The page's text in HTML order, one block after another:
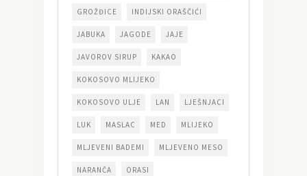
GROŽĐICE INDIJSKI ORAŠČIĆI
JABUKA JAGODE JAJE
JAVOROV SIRUP KAKAO
KOKOSOVO MLIJEKO
KOKOSOVO ULJE LAN LJEŠNJACI
LUK MASLAC MED MLIJEKO
MLJEVENI BADEMI MLJEVENO MESO
NARANČA ORASI